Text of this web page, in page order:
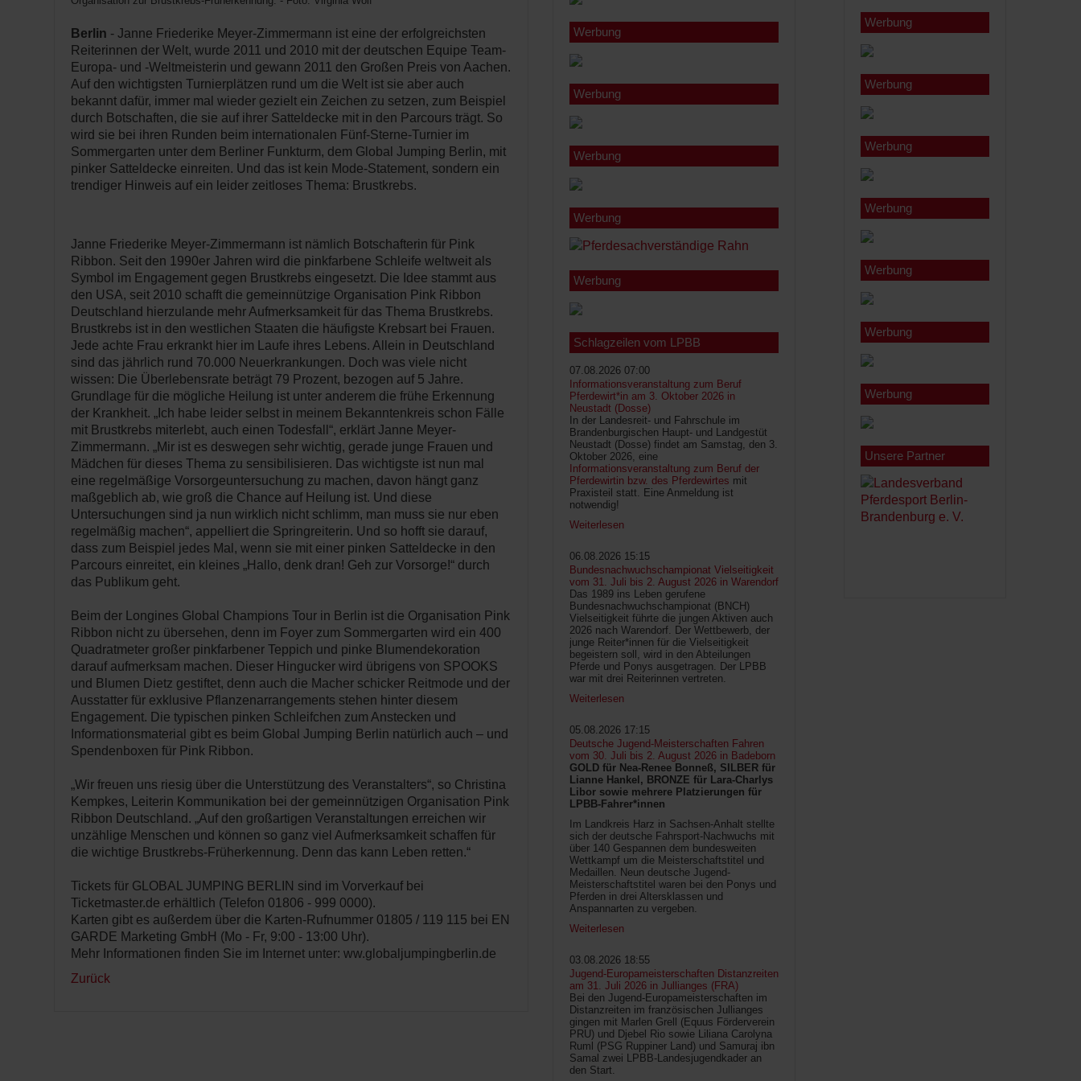
Berlin - Janne Friederike Meyer-Zimmermann ist eine der erfolgreichsten
Reiterinnen der Welt, wurde 2011 und 2010 mit der deutschen Equipe Team-
Europa- und -Weltmeisterin und gewann 2011 den Großen Preis von Aachen.
Auf den wichtigsten Turnierplätzen rund um die Welt ist sie aber auch
bekannt dafür, immer mal wieder gezielt ein Zeichen zu setzen, zum Beispiel
durch Botschaften, die sie auf ihrer Satteldecke mit in den Parcours trägt. So
wird sie bei ihren Runden beim internationalen Fünf-Sterne-Turnier im
Sommergarten unter dem Berliner Funkturm, dem Global Jumping Berlin, mit
pinker Satteldecke einreiten. Und das ist kein Mode-Statement, sondern ein
trendiger Hinweis auf ein leider zeitloses Thema: Brustkrebs.
Janne Friederike Meyer-Zimmermann ist nämlich Botschafterin für Pink
Ribbon. Seit den 1990er Jahren wird die pinkfarbene Schleife weltweit als
Symbol im Engagement gegen Brustkrebs eingesetzt. Die Idee stammt aus
den USA, seit 2010 schafft die gemeinnützige Organisation Pink Ribbon
Deutschland hierzulande mehr Aufmerksamkeit für das Thema Brustkrebs.
Brustkrebs ist in den westlichen Staaten die häufigste Krebsart bei Frauen.
Jede achte Frau erkrankt hier im Laufe ihres Lebens. Allein in Deutschland
sind das jährlich rund 70.000 Neuerkrankungen. Doch was viele nicht
wissen: Die Überlebensrate beträgt 79 Prozent, bezogen auf 5 Jahre.
Grundlage für die mögliche Heilung ist unter anderem die frühe Erkennung
der Krankheit. „Ich habe leider selbst in meinem Bekanntenkreis schon Fälle
mit Brustkrebs miterlebt, auch einen Todesfall“, erklärt Janne Meyer-
Zimmermann. „Mir ist es deswegen sehr wichtig, gerade junge Frauen und
Mädchen für dieses Thema zu sensibilisieren. Das wichtigste ist nun mal
eine regelmäßige Vorsorgeuntersuchung zu machen, davon hängt ganz
maßgeblich ab, wie groß die Chance auf Heilung ist. Und diese
Untersuchungen sind ja nun wirklich nicht schlimm, man muss sie nur eben
regelmäßig machen“, appelliert die Springreiterin. Und so hofft sie darauf,
dass zum Beispiel jedes Mal, wenn sie mit einer pinken Satteldecke in den
Parcours einreitet, ein kleines „Hallo, denk dran! Geh zur Vorsorge!“ durch
das Publikum geht.
Beim der Longines Global Champions Tour in Berlin ist die Organisation Pink
Ribbon nicht zu übersehen, denn im Foyer zum Sommergarten wird ein 400
Quadratmeter großer pinkfarbener Teppich und pinke Blumendekoration
darauf aufmerksam machen. Dieser Hingucker wird übrigens von SPOOKS
und Blumen Dietz gestiftet, denn auch die Macher schicker Reitmode und der
Ausstatter für exklusive Pflanzenarrangements stehen hinter diesem
Engagement. Die typischen pinken Schleifchen zum Anstecken und
Informationsmaterial gibt es beim Global Jumping Berlin natürlich auch – und
Spendenboxen für Pink Ribbon.
„Wir freuen uns riesig über die Unterstützung des Veranstalters“, so Christina
Kempkes, Leiterin Kommunikation bei der gemeinnützigen Organisation Pink
Ribbon Deutschland. „Auf den großartigen Veranstaltungen erreichen wir
unzählige Menschen und können so ganz viel Aufmerksamkeit schaffen für
die wichtige Brustkrebs-Früherkennung. Denn das kann Leben retten.“
Tickets für GLOBAL JUMPING BERLIN sind im Vorverkauf bei
Ticketmaster.de erhältlich (Telefon 01806 - 999 0000).
Karten gibt es außerdem über die Karten-Rufnummer 01805 / 119 115 bei EN
GARDE Marketing GmbH (Mo - Fr, 9:00 - 13:00 Uhr).
Mehr Informationen finden Sie im Internet unter: ww.globaljumpingberlin.de
Zurück
Werbung
Werbung
Werbung
Werbung
Werbung
Schlagzeilen vom LPBB
07.08.2026 07:00
Informationsveranstaltung zum Beruf
Pferdewirt*in am 3. Oktober 2026 in
Neustadt (Dosse)
In der Landesreit- und Fahrschule im
Brandenburgischen Haupt- und Landgestüt
Neustadt (Dosse) findet am Samstag, den 3.
Oktober 2026, eine
Informationsveranstaltung zum Beruf der
Pferdewirtin bzw. des Pferdewirtes mit
Praxisteil statt. Eine Anmeldung ist
notwendig!
Weiterlesen
06.08.2026 15:15
Bundesnachwuchschampionat Vielseitigkeit
vom 31. Juli bis 2. August 2026 in Warendorf
Das 1989 ins Leben gerufene
Bundesnachwuchschampionat (BNCH)
Vielseitigkeit führte die jungen Aktiven auch
2026 nach Warendorf. Der Wettbewerb, der
junge Reiter*innen für die Vielseitigkeit
begeistern soll, wird in den Abteilungen
Pferde und Ponys ausgetragen. Der LPBB
war mit drei Reiterinnen vertreten.
Weiterlesen
05.08.2026 17:15
Deutsche Jugend-Meisterschaften Fahren
vom 30. Juli bis 2. August 2026 in Badeborn
GOLD für Nea-Renee Bonneß, SILBER für
Lianne Hankel, BRONZE für Lara-Charlys
Libor sowie mehrere Platzierungen für
LPBB-Fahrer*innen
Im Landkreis Harz in Sachsen-Anhalt stellte
sich der deutsche Fahrsport-Nachwuchs mit
über 140 Gespannen dem bundesweiten
Wettkampf um die Meisterschaftstitel und
Medaillen. Neun deutsche Jugend-
Meisterschaftstitel waren bei den Ponys und
Pferden in drei Altersklassen und
Anspannarten zu vergeben.
Weiterlesen
03.08.2026 18:55
Jugend-Europameisterschaften Distanzreiten
am 31. Juli 2026 in Jullianges (FRA)
Bei den Jugend-Europameisterschaften im
Distanzreiten im französischen Jullianges
gingen mit Marlen Grell (Equus Förderverein
PRU) und Djebel Rio sowie Liliana Carolyna
Ruml (PSG Ruppiner Land) und Samuraj ibn
Samal zwei LPBB-Landesjugendkader an
den Start.
Werbung
Werbung
Werbung
Werbung
Werbung
Werbung
Werbung
Unsere Partner